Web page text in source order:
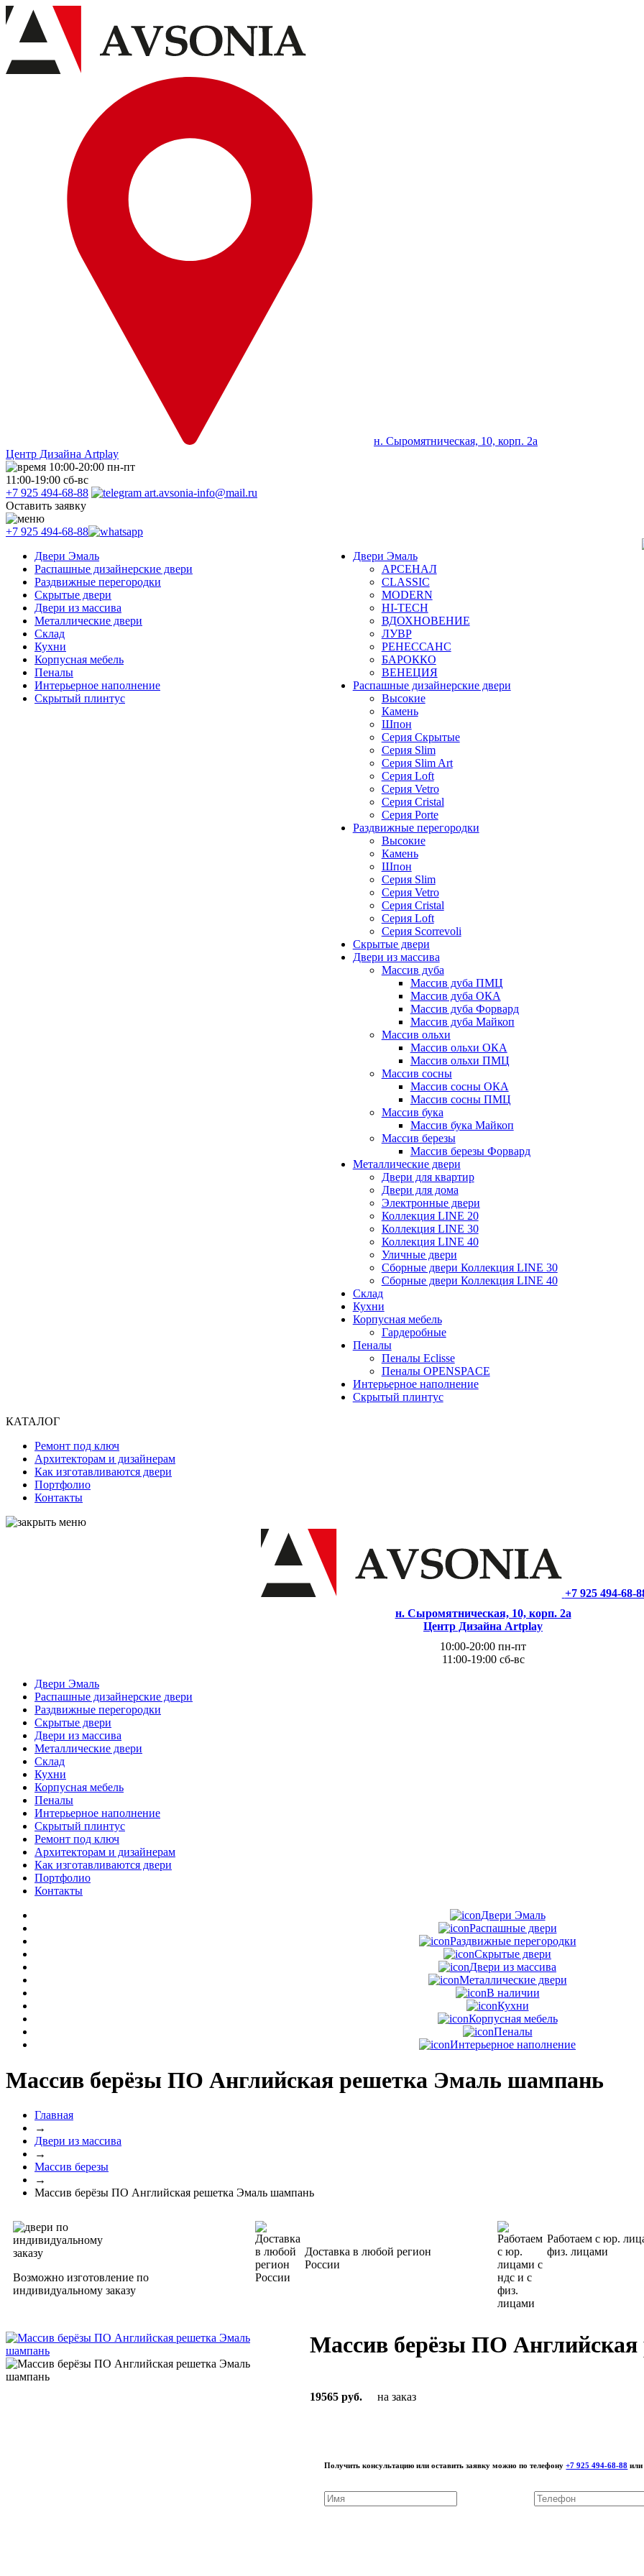
н. Сыромятническая, 10, корп. 2а
Центр Дизайна Artplay
10:00-20:00 пн-пт
11:00-19:00 сб-вс
+7 925 494-68-88
art.avsonia-info@mail.ru
Оставить заявку
+7 925 494-68-88
Двери Эмаль
Распашные дизайнерские двери
Раздвижные перегородки
Скрытые двери
Двери из массива
Металлические двери
Склад
Кухни
Корпусная мебель
Пеналы
Интерьерное наполнение
Скрытый плинтус
Двери Эмаль
АРСЕНАЛ
CLASSIC
MODERN
HI-TECH
ВДОХНОВЕНИЕ
ЛУВР
РЕНЕССАНС
БАРОККО
ВЕНЕЦИЯ
Распашные дизайнерские двери
Высокие
Камень
Шпон
Серия Скрытые
Серия Slim
Серия Slim Art
Серия Loft
Серия Vetro
Серия Cristal
Серия Porte
Раздвижные перегородки
Высокие
Камень
Шпон
Серия Slim
Серия Vetro
Серия Cristal
Серия Loft
Серия Scorrevoli
Скрытые двери
Двери из массива
Массив дуба
Массив дуба ПМЦ
Массив дуба ОКА
Массив дуба Форвард
Массив дуба Майкоп
Массив ольхи
Массив ольхи ОКА
Массив ольхи ПМЦ
Массив сосны
Массив сосны ОКА
Массив сосны ПМЦ
Массив бука
Массив бука Майкоп
Массив березы
Массив березы Форвард
Металлические двери
Двери для квартир
Двери для дома
Электронные двери
Коллекция LINE 20
Коллекция LINE 30
Коллекция LINE 40
Уличные двери
Сборные двери Коллекция LINE 30
Сборные двери Коллекция LINE 40
Склад
Кухни
Корпусная мебель
Гардеробные
Пеналы
Пеналы Eclisse
Пеналы OPENSPACE
Интерьерное наполнение
Скрытый плинтус
КАТАЛОГ
Ремонт под ключ
Архитекторам и дизайнерам
Как изготавливаются двери
Портфолио
Контакты
+7 925 494-68-
н. Сыромятническая, 10, корп. 2а
Центр Дизайна Artplay
10:00-20:00 пн-пт
11:00-19:00 сб-вс
Двери Эмаль
Распашные дизайнерские двери
Раздвижные перегородки
Скрытые двери
Двери из массива
Металлические двери
Склад
Кухни
Корпусная мебель
Пеналы
Интерьерное наполнение
Скрытый плинтус
Ремонт под ключ
Архитекторам и дизайнерам
Как изготавливаются двери
Портфолио
Контакты
Двери Эмаль
Распашные двери
Раздвижные перегородки
Скрытые двери
Двери из массива
Металлические двери
В наличии
Кухни
Корпусная мебель
Пеналы
Интерьерное наполнение
Массив берёзы ПО Английская решетка Эмаль шампань
Главная
→
Двери из массива
→
Массив березы
→
Массив берёзы ПО Английская решетка Эмаль шампань
Возможно изготовление по
индивидуальному заказу
Доставка в любой регион
России
Работаем с юр.
физ. лицами
Массив берёзы ПО
19565 руб. на заказ
Получить консультацию или оставить заявку можно по телефону+7 925 494-68-88 или